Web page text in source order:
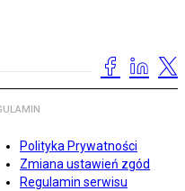
Polityka Prywatności
Zmiana ustawień zgód
Regulamin serwisu